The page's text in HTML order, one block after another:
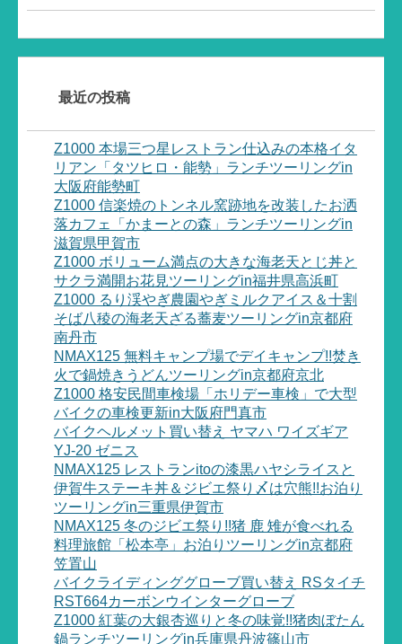
最近の投稿
Z1000 本場三つ星レストラン仕込みの本格イタ
リアン「タツヒロ・能勢」ランチツーリングin
大阪府能勢町
Z1000 信楽焼のトンネル窯跡地を改装したお洒
落カフェ「かまーとの森」ランチツーリングin
滋賀県甲賀市
Z1000 ボリューム満点の大きな海老天とじ丼と
サクラ満開お花見ツーリングin福井県高浜町
Z1000 るり渓やぎ農園やぎミルクアイス＆十割
そば八稜の海老天ざる蕎麦ツーリングin京都府
南丹市
NMAX125 無料キャンプ場でデイキャンプ!!焚き
火で鍋焼きうどんツーリングin京都府京北
Z1000 格安民間車検場「ホリデー車検」で大型
バイクの車検更新in大阪府門真市
バイクヘルメット買い替え ヤマハ ワイズギア
YJ-20 ゼニス
NMAX125 レストランitoの漆黒ハヤシライスと
伊賀牛ステーキ丼＆ジビエ祭り〆は穴熊!!お泊り
ツーリングin三重県伊賀市
NMAX125 冬のジビエ祭り!!猪 鹿 雉が食べれる
料理旅館「松本亭」お泊りツーリングin京都府
笠置山
バイクライディンググローブ買い替え RSタイチ
RST664カーボンウインターグローブ
Z1000 紅葉の大銀杏巡りと冬の味覚!!猪肉ぼたん
鍋ランチツーリングin兵庫県丹波篠山市